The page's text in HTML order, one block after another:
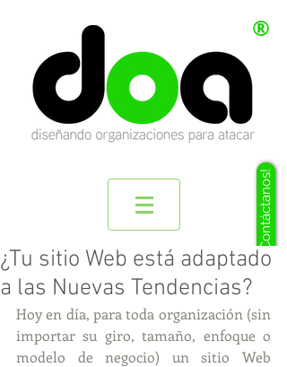
®
¡Contáctanos!
¿Tu sitio Web está adaptado
a las Nuevas Tendencias?
Hoy en día, para toda organización (sin
importar su giro, tamaño, enfoque o
modelo de negocio) un sitio Web